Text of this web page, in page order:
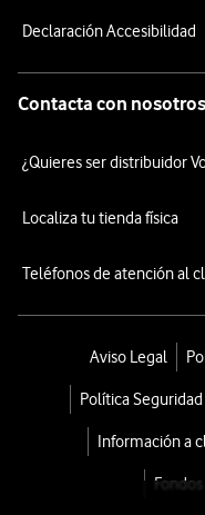
Declaración Accesibilidad
Contacta con nosotros
¿Quieres ser distribuidor
Localiza tu tienda física
Teléfonos de atención al
Aviso Legal
Política
Información a